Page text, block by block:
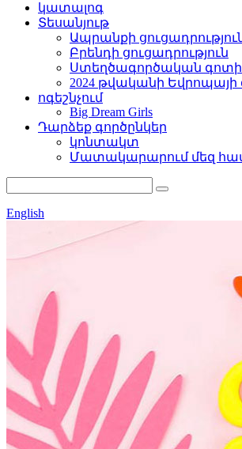
կատալոգ
Տեսանյութ
Ապրանքի
Բրենդի ցուցադրություն
Ստեղծագործական գոտի
2024 թվականի
ոգեշնչում
Big Dream Girls
Դարձեք գործընկեր
կոնտակտ
Մատակարարում մեզ
English